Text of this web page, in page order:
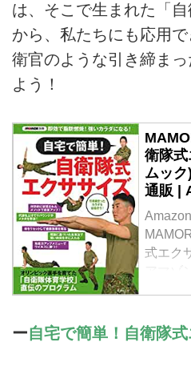
は、そこで生まれた「
から、私たちにも応用
衛官のような引き締ま
よう！
衛隊
ムッ
通販 |
式エク
数。自
能。ま
単! 自
ー自宅で簡単！自衛隊